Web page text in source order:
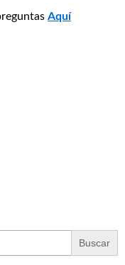
Aquí